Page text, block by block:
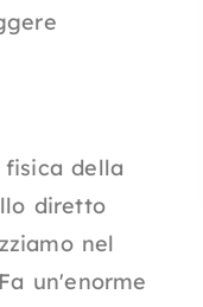
della
diretto
nel
un'enorme